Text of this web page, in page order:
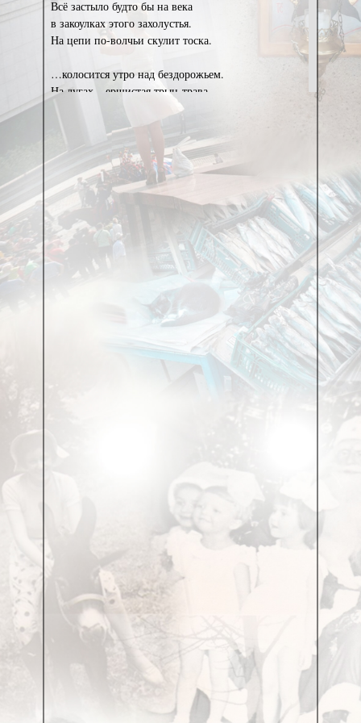
Всё застыло будто бы на века
в закоулках этого захолустья.
На цепи по-волчьи скулит тоска.
…колосится утро над бездорожьем.
На лугах – ершистая трын-трава.
Вот бы враз оторваться, сдирая кожу! —
Отболев, отникнуть, но — чёрта с два! —
Как ни бейся — хлёсткая пуповина
неизменно тянет тебя назад.
…у хозяйки — брага (к сороковинам).
На столе — портрет (утонувший брат).
На цветастом блюдце — свечной огарок.
Кислый квас — во фляге. В печи — блины.
На плакате выцветшем — Че Гевара,
и ковёр с оленями — в полстены.
Даже то, к чему ты едва причастен,
прикипает к памяти навсегда.
В сенокос — царапины на запястьях,
(из дорожных зарисовок)
Всё — сам! — он никак не согласен на меньшее.
Мальчишка — в тельняшке, но… спит, как сурок.
Алёше не снятся дороги Смоленщины…
(не видел он толком российских дорог).
Над верхней губой — чуть заметная родинка.
Он — сам по себе, не задолблена роль.
Он знает, «с чего начинается Родина» —
с таможни, со слов: «Пограничный контроль!»